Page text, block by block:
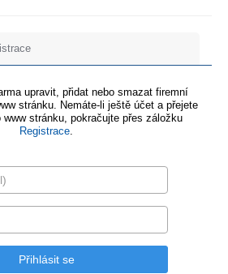
upravit, přidat nebo smazat firemní
stránku. Nemáte-li ještě účet a přejete
www stránku, pokračujte přes záložku
Registrace.